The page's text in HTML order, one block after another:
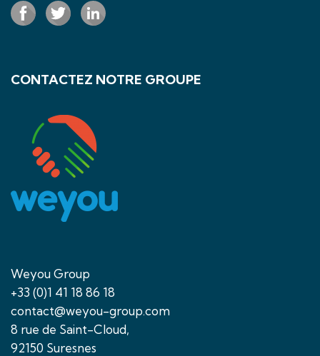
CONTACTEZ NOTRE GROUPE
Weyou Group
+33 (0)1 41 18 86 18
contact@weyou-group.com
8 rue de Saint-Cloud,
92150 Suresnes